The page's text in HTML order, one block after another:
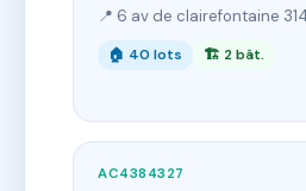
📍 6 av de clairefontaine
🏠 40 lots 🏗 2 bât.
AC4384327